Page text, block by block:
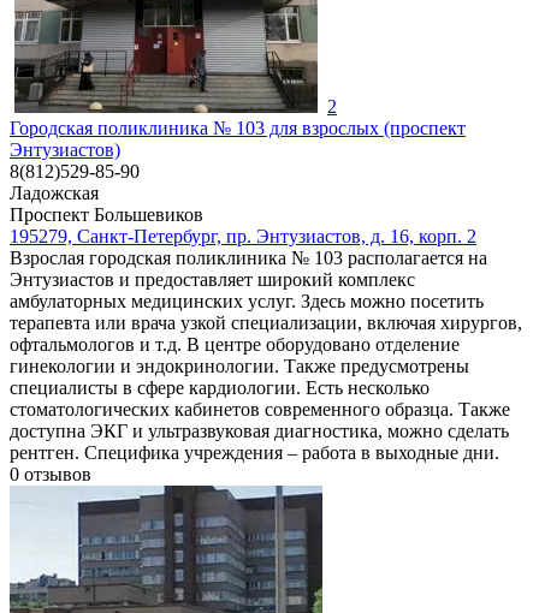
2
Городская поликлиника № 103 для взрослых (проспект
Энтузиастов)
8(812)529-85-90
Ладожская
Проспект Большевиков
195279, Санкт-Петербург, пр. Энтузиастов, д. 16, корп. 2
Взрослая городская поликлиника № 103 располагается на
Энтузиастов и предоставляет широкий комплекс
амбулаторных медицинских услуг. Здесь можно посетить
терапевта или врача узкой специализации, включая хирургов,
офтальмологов и т.д. В центре оборудовано отделение
гинекологии и эндокринологии. Также предусмотрены
специалисты в сфере кардиологии. Есть несколько
стоматологических кабинетов современного образца. Также
доступна ЭКГ и ультразвуковая диагностика, можно сделать
рентген. Специфика учреждения – работа в выходные дни.
0 отзывов